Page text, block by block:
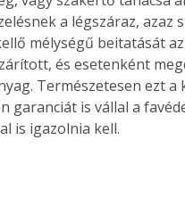
is
Bárhol,
élve
az
A
a légszáraz,
mélységű beitatását
és esetenként
Természetesen ezt
garanciát is vállal a
is igazolnia kell.